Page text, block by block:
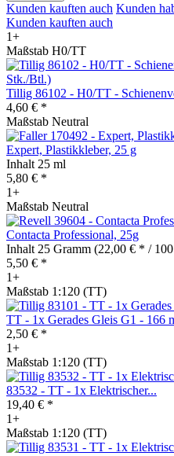
Kunden kauften auch Kunden
Kunden kauften auch
1+
Maßstab H0/TT
Tillig 86102 - H0/TT -
4,60 € *
Maßstab Neutral
Expert, Plastikkleber, 25 g
Inhalt 25 ml
5,80 € *
1+
Maßstab Neutral
Contacta Professional, 25g
Inhalt 25 Gramm (22,00 € * /
5,50 € *
1+
Maßstab 1:120 (TT)
TT - 1x Gerades Gleis G1 - 166
2,50 € *
1+
Maßstab 1:120 (TT)
83532 - TT - 1x Elektrischer...
19,40 € *
1+
Maßstab 1:120 (TT)